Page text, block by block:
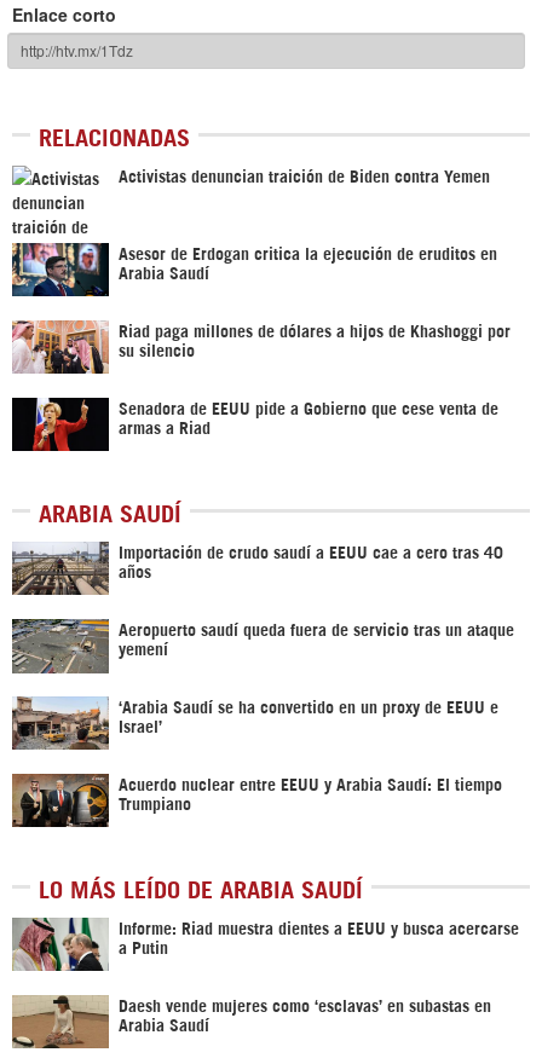
Enlace corto
RELACIONADAS
Activistas denuncian traición de Biden contra Yemen
Asesor de Erdogan critica la ejecución de eruditos en
Arabia Saudí
Riad paga millones de dólares a hijos de Khashoggi por
su silencio
Senadora de EEUU pide a Gobierno que cese venta de
armas a Riad
ARABIA SAUDÍ
Importación de crudo saudí a EEUU cae a cero tras 40
años
Aeropuerto saudí queda fuera de servicio tras un ataque
yemení
‘Arabia Saudí se ha convertido en un proxy de EEUU e
Israel’
Acuerdo nuclear entre EEUU y Arabia Saudí: El tiempo
Trumpiano
LO MÁS LEÍDO DE ARABIA SAUDÍ
Informe: Riad muestra dientes a EEUU y busca acercarse
a Putin
Daesh vende mujeres como ‘esclavas’ en subastas en
Arabia Saudí